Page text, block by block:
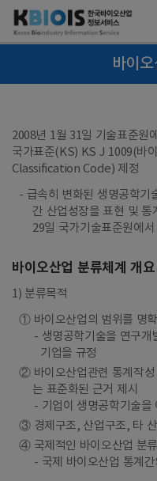
바이
2008년 1월 31일 기술표준원
국가표준(KS) KS J 1009(바
Classification Code) 제정
- 급속히 변화된 생명공학기
간 산업성장을 표현 및 통
29일 국가기술표준원에서
바이오산업 분류체계 개요
1) 분류목적
① 바이오산업의 범위를 명
생명공학기술을 연구
기업을 규정
② 바이오산업관련 통계작성
는 표준화된 근거 제시
기업이 생명공학기술을
③ 경제구조, 산업구조, 타
④ 국제적인 바이오산업 분
국제 바이오산업 통계